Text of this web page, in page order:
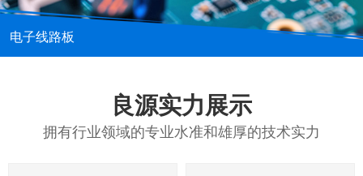
电子线路板
良源实力展示
拥有行业领域的专业水准和雄厚的技术实力